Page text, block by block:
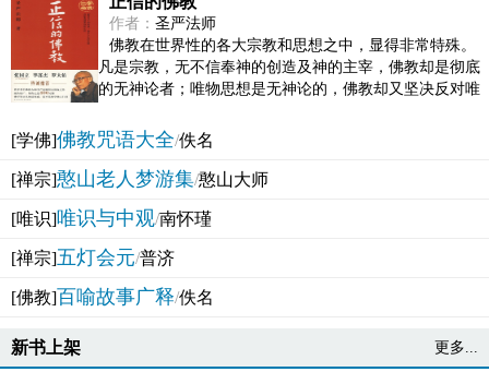
作者： 圣严法师
佛教在世界性的各大宗教和思想之中，显得非常特殊。
凡是宗教，无不信奉神的创造及神的主宰，佛教却是彻底
的无神论者；唯物思想是无神论的，佛教却又坚决反对唯
[学佛]佛教咒语大全/佚名
[禅宗]憨山老人梦游集/憨山大师
[唯识]唯识与中观/南怀瑾
[禅宗]五灯会元/普济
[佛教]百喻故事广释/佚名
新书上架 更多...